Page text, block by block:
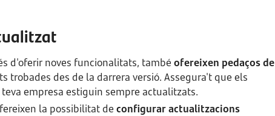
d'oferir noves funcionalitats, també ofereixen pedaços de
trobades des de la darrera versió. Assegura't que els
empresa estiguin sempre actualitzats.
la possibilitat de configurar actualitzacions